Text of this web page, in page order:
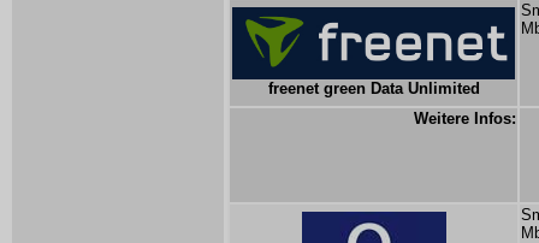
freenet green Data Unlimited
Weitere Infos: